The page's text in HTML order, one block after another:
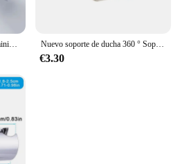
Escurridor de fregadero de aluminio para espacio de cocina, soporte para grifo de almacenamiento de esponja, escurridor de jabón, estante, organizador de cesta, accesorios de baño Nuevo soporte de ducha 360 ° Soporte para cabezal de ducha autoadhesivo ajustable, soporte para cabezal de ducha con ventosa, accesorios de baño
€3.30